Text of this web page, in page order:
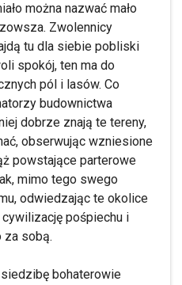
można nazwać mało
Zwolennicy
tu dla siebie pobliski
spokój, ten ma do
pól i lasów. Co
budownictwa
dobrze znają te tereny,
obserwując wzniesione
powstające parterowe
mimo tego swego
odwiedzając te okolice
pośpiechu i
za sobą.
bohaterowie